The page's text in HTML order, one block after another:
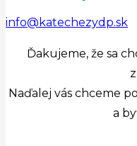
info@katechezydp.sk
Ďakujeme, že sa
Naďalej vás chceme
a